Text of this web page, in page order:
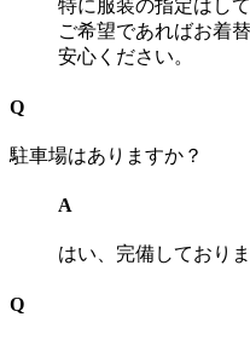
特に服装の指定はし
ご希望であればお着
安心ください。
Q
駐車場はありますか？
A
はい、完備しておりま
Q